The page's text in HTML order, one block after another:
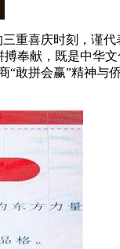
三重喜庆时刻，谨
奉献，既是中华
敢拼会赢”精神与